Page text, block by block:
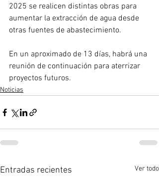
2025 se realicen distintas obras para
aumentar la extracción de agua desde
otras fuentes de abastecimiento.
En un aproximado de 13 días, habrá una
reunión de continuación para aterrizar
proyectos futuros.
Noticias
Entradas recientes Ver todo